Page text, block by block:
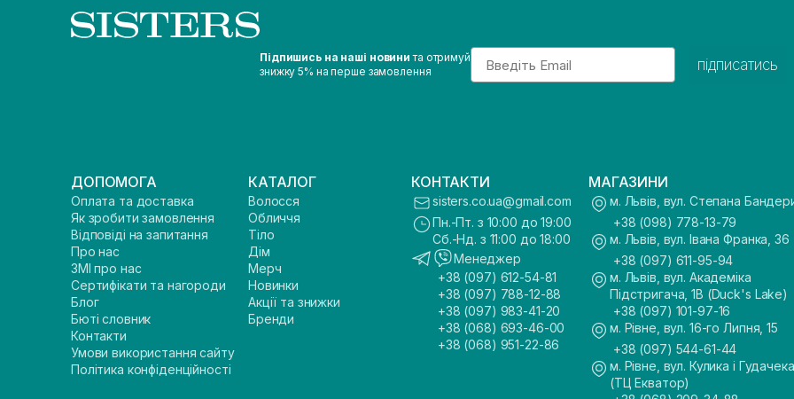
Підпишись на наші новини та отримуй
знижку 5% на перше замовлення
Email
підписатись
ДОПОМОГА
Оплата та доставка
Як зробити замовлення
Відповіді на запитання
Про нас
ЗМІ про нас
Сертифікати та нагороди
Блог
Бюті словник
Контакти
Умови використання сайту
Політика конфіденційності
КАТАЛОГ
Волосся
Обличчя
Тіло
Дім
Мерч
Новинки
Акції та знижки
Бренди
КОНТАКТИ
sisters.co.ua@gmail.com
Пн.-Пт. з 10:00 до 19:00
Сб.-Нд. з 11:00 до 18:00
Менеджер
+38 (097) 612-54-81
+38 (097) 788-12-88
+38 (097) 983-41-20
+38 (068) 693-46-00
+38 (068) 951-22-86
МАГАЗИНИ
м. Львів, вул. Степана
+38 (098) 778-13-79
м. Львів, вул. Івана Франка, 36
+38 (097) 611-95-94
м. Львів, вул. Академіка
Підстригача, 1В (Duck's Lake)
+38 (097) 101-97-16
м. Рівне, вул. 16-го Липня, 15
+38 (097) 544-61-44
м. Рівне, вул. Кулика і
(ТЦ Екватор)